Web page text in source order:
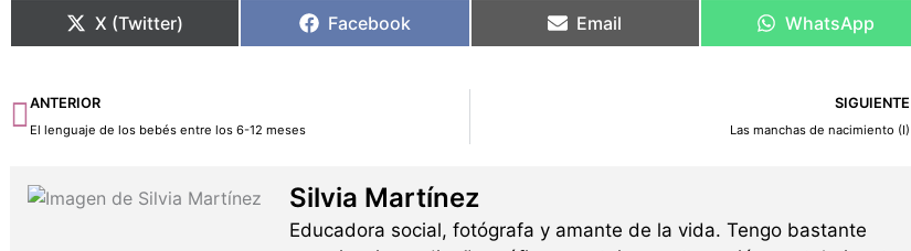
X (Twitter) Facebook Email WhatsApp
Ant
ANTERIOR
El lenguaje de los bebés entre los 6-12 meses
SIGUIENTE
Las manchas de nacimiento (I)
Silvia Martínez
Educadora social, fotógrafa y amante de la vida. Tengo bastante